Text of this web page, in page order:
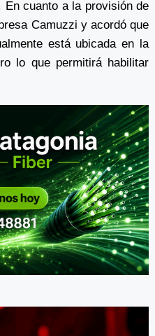
cuanto a la provisión de
Camuzzi y acordó que
está ubicada en la
lo que permitirá habilitar